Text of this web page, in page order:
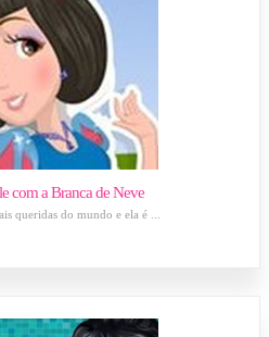
com a Branca de Neve
queridas do mundo e ela é ...